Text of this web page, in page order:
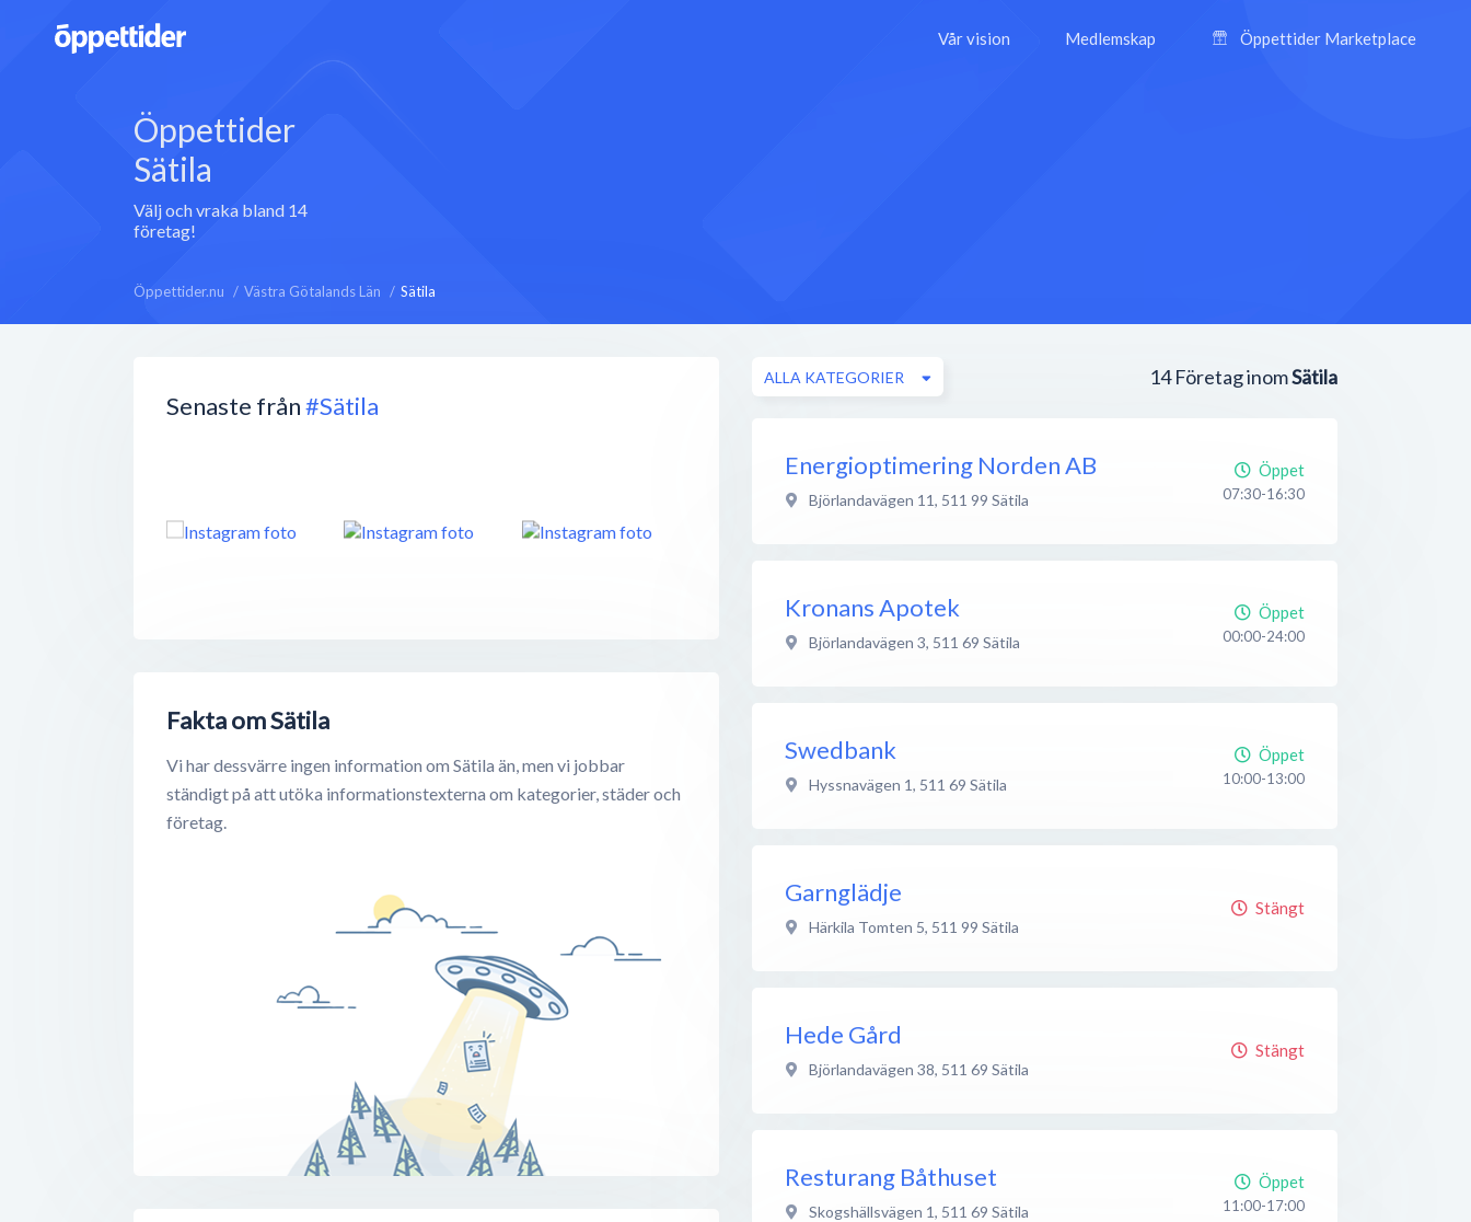
Vår vision Medlemskap Öppettider Marketplace
Öppettider
Sätila
Välj och vraka bland 14
företag!
Öppettider.nu Västra Götalands Län Sätila
Senaste från#Sätila
Fakta om Sätila
Vi har dessvärre ingen information om Sätila än, men vi jobbar
ständigt på att utöka informationstexterna om kategorier, städer och
företag.
14 Företag inomSätila
ALLA KATEGORIER
Energioptimering Norden AB
Björlandavägen 11, 511 99 Sätila
Öppet
07:30-16:30
Kronans Apotek
Björlandavägen 3, 511 69 Sätila
Öppet
00:00-24:00
Swedbank
Hyssnavägen 1, 511 69 Sätila
Öppet
10:00-13:00
Garnglädje
Härkila Tomten 5, 511 99 Sätila
Stängt
Hede Gård
Björlandavägen 38, 511 69 Sätila
Stängt
Resturang Båthuset
Skogshällsvägen 1, 511 69 Sätila
Öppet
11:00-17:00